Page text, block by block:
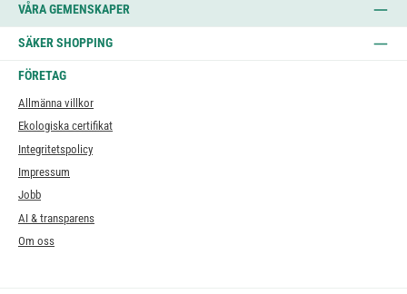
VÅRA GEMENSKAPER
SÄKER SHOPPING
FÖRETAG
Allmänna villkor
Ekologiska certifikat
Integritetspolicy
Impressum
Jobb
AI & transparens
Om oss